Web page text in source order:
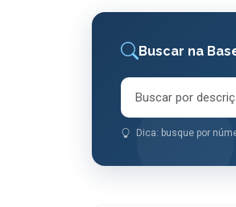
Buscar na
Dica: busque por